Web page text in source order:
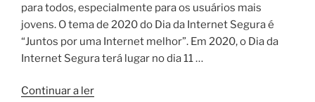
para todos, especialmente para os usuários mais
jovens. O tema de 2020 do Dia da Internet Segura é
“Juntos por uma Internet melhor”. Em 2020, o Dia da
Internet Segura terá lugar no dia 11 …
Continuar a ler“Internet